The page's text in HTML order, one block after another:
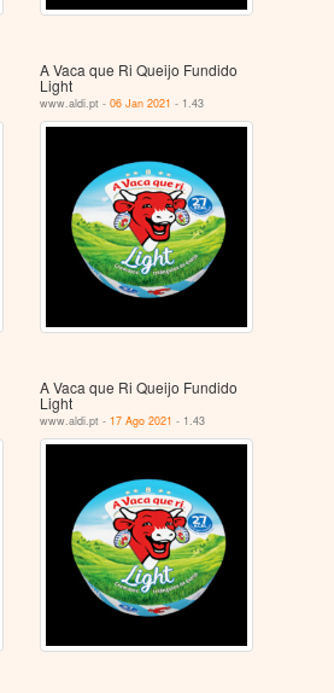
A Vaca que Ri Queijo Fundido
Light
www.aldi.pt -06 Jan 2021 - 1.43
A Vaca que Ri Queijo Fundido
Light
www.aldi.pt - 17 Ago 2021 - 1.43